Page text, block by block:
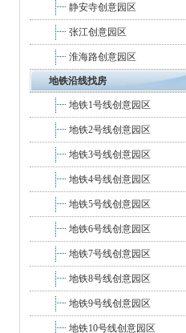
静安寺创意园区
张江创意园区
淮海路创意园区
地铁沿线找房
地铁1号线创意园区
地铁2号线创意园区
地铁3号线创意园区
地铁4号线创意园区
地铁5号线创意园区
地铁6号线创意园区
地铁7号线创意园区
地铁8号线创意园区
地铁9号线创意园区
地铁10号线创意园区